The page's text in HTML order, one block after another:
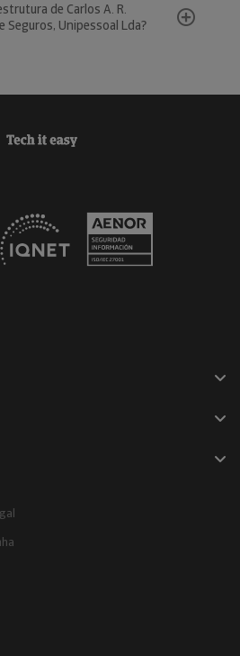
de Carlos A. R.
Seguros, Unipessoal Lda?